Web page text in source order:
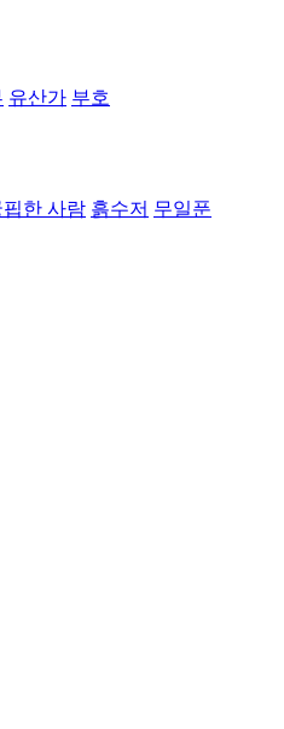
유산가 부호
핍한 사람 흙수저 무일푼